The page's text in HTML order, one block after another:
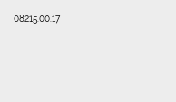
08215.00.17